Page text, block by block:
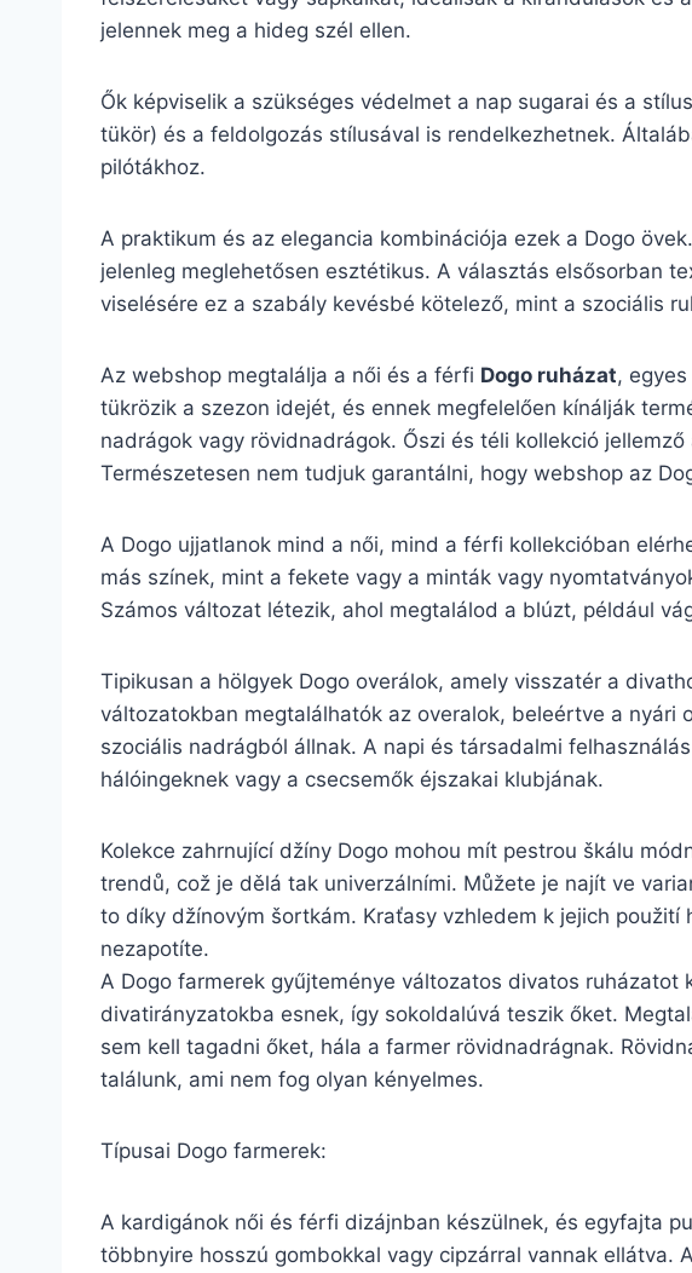
jelennek meg a hideg szél ellen.
Ők képviselik a szükséges védelmet a nap sugarai és a
tükör) és a feldolgozás stílusával is rendelkezhetnek.
pilótákhoz.
A praktikum és az elegancia kombinációja ezek a Dogo
jelenleg meglehetősen esztétikus. A választás elsősorban
viselésére ez a szabály kevésbé kötelező, mint a szociális
Az webshop megtalálja a női és a férfi Dogo ruházat,
tükrözik a szezon idejét, és ennek megfelelően kínálják
nadrágok vagy rövidnadrágok. Őszi és téli kollekció
Természetesen nem tudjuk garantálni, hogy webshop az
A Dogo ujjatlanok mind a női, mind a férfi kollekcióban
más színek, mint a fekete vagy a minták vagy
Számos változat létezik, ahol megtalálod a blúzt, például
Tipikusan a hölgyek Dogo overálok, amely visszatér a
változatokban megtalálhatók az overalok, beleértve a nyári
szociális nadrágból állnak. A napi és társadalmi
hálóingeknek vagy a csecsemők éjszakai klubjának.
Kolekce zahrnující džíny Dogo mohou mít pestrou škálu
trendů, což je dělá tak univerzálními. Můžete je najít ve
to díky džínovým šortkám. Kraťasy vzhledem k jejich
nezapotíte.
A Dogo farmerek gyűjteménye változatos divatos
divatirányzatokba esnek, így sokoldalúvá teszik őket.
sem kell tagadni őket, hála a farmer rövidnadrágnak.
találunk, ami nem fog olyan kényelmes.
Típusai Dogo farmerek:
A kardigánok női és férfi dizájnban készülnek, és egyfajta
többnyire hosszú gombokkal vagy cipzárral vannak ellátva.